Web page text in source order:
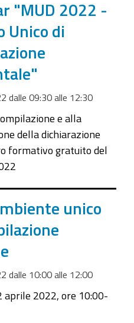
"MUD 2022 -
Unico di
dalle 09:30alle 12:30
e alla
della dichiarazione
formativo gratuito del
unico
dalle 10:00alle 12:00
aprile 2022, ore 10:00-